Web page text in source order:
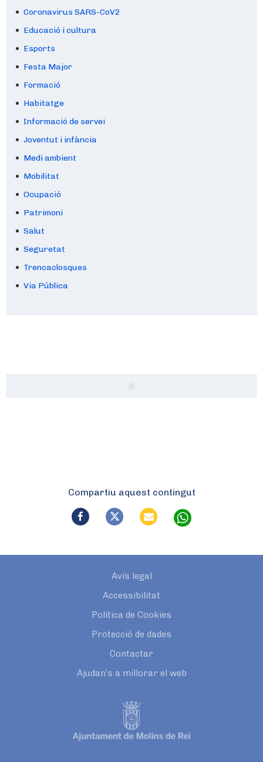
Coronavirus SARS-CoV2
Educació i cultura
Esports
Festa Major
Formació
Habitatge
Informació de servei
Joventut i infància
Medi ambient
Mobilitat
Ocupació
Patrimoni
Salut
Seguretat
Trencaclosques
Via Pública
Compartiu aquest contingut
Avís legal
Accessibilitat
Política de Cookies
Protecció de dades
Contactar
Ajudan’s a millorar el web